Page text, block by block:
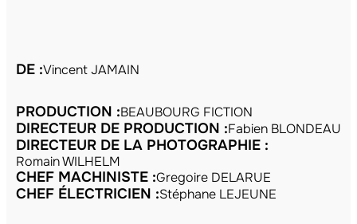
DE :Vincent JAMAIN
PRODUCTION :BEAUBOURG FICTION
DIRECTEUR DE PRODUCTION :Fabien BLONDEAU
DIRECTEUR DE LA PHOTOGRAPHIE :
Romain WILHELM
CHEF MACHINISTE :Gregoire DELARUE
CHEF ÉLECTRICIEN :Stéphane LEJEUNE